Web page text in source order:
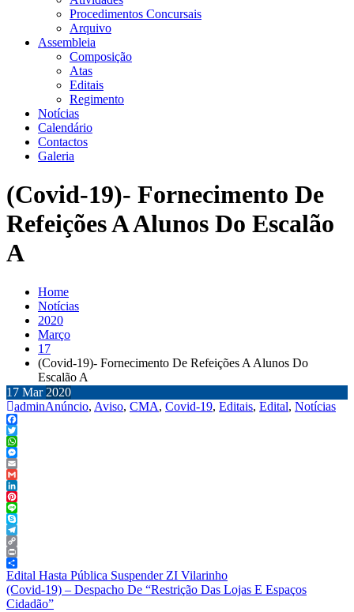
Procedimentos Concursais
Arquivo
Assembleia
Composição
Atas
Editais
Regimento
Notícias
Calendário
Contactos
Galeria
(Covid-19)- Fornecimento De
Refeições A Alunos Do Escalão
A
Home
Notícias
2020
Março
17
(Covid-19)- Fornecimento De Refeições A Alunos Do
Escalão A
17 Mar2020
adminAnúncio, Aviso, CMA, Covid-19, Editais, Edital, Notícias
Facebook
Twitter
WhatsApp
Messenger
Email
Gmail
LinkedIn
Pinterest
Line
Skype
Telegram
Copy
Link
Print
Share
Navegação
de
Edital Hasta Pública Suspender ZI Vilarinho
(Covid-19) – Despacho De “Restrição Das Lojas E Espaços
Cidadão”